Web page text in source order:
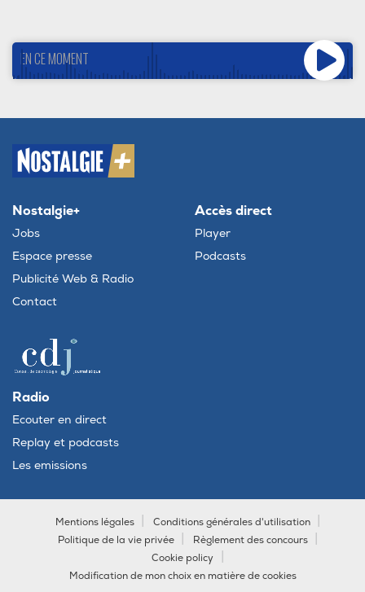
EN CE MOMENT
Nostalgie+
Jobs
Espace presse
Publicité Web & Radio
Contact
Accès direct
Player
Podcasts
Radio
Ecouter en direct
Replay et podcasts
Les emissions
Mentions légales
Conditions générales d'utilisation
Politique de la vie privée
Règlement des concours
Cookie policy
Modification de mon choix en matière de cookies